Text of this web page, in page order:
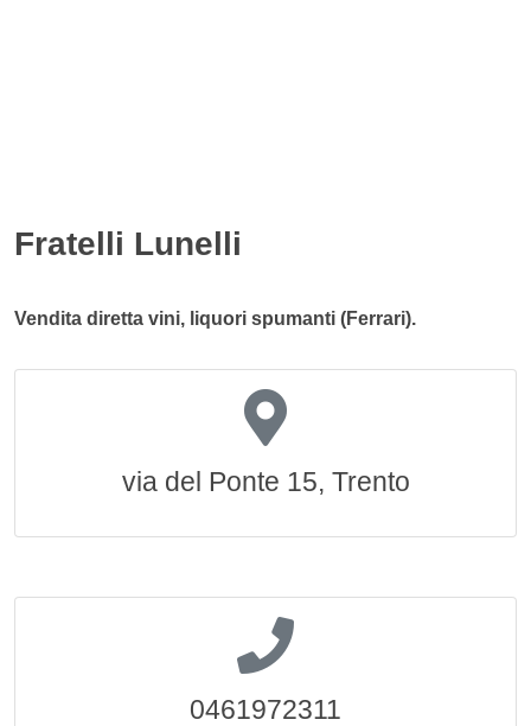
Fratelli Lunelli
Vendita diretta vini, liquori spumanti (Ferrari).
via del Ponte 15, Trento
0461972311